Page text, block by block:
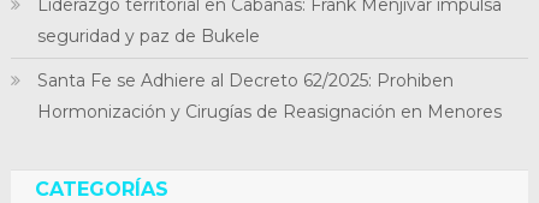
Liderazgo territorial en Cabañas: Frank Menjívar impulsa
seguridad y paz de Bukele
Santa Fe se Adhiere al Decreto 62/2025: Prohiben
Hormonización y Cirugías de Reasignación en Menores
CATEGORÍAS